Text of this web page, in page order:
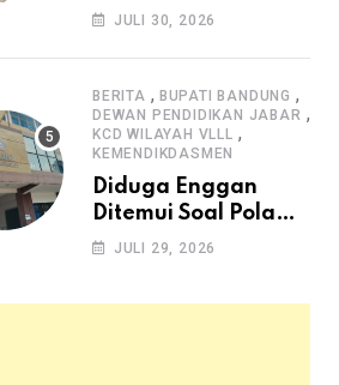
Alokasikan 20
untuk Ketahanan
Pangan Hewani dan
Nabati
JULI 30, 2026
BERITA , BUPATI BANDUNG ,
DEWAN PENDIDIKAN JABAR ,
KCD WILAYAH VLLL ,
KEMENDIKDASMEN
Diduga Enggan
Ditemui Soal Pola
SPMB, Kepsek SMAN
JULI 29, 2026